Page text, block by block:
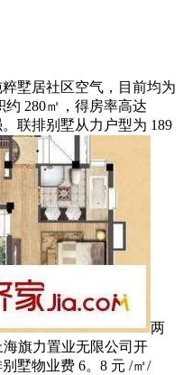
墅居社区空气，目前均为
280㎡，得房率高达
联排别墅从力户型为 189
两
海旗力置业无限公司开
墅物业费 6。8 元 /㎡/